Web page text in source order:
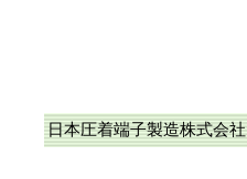
日本圧着端子製造株式会社